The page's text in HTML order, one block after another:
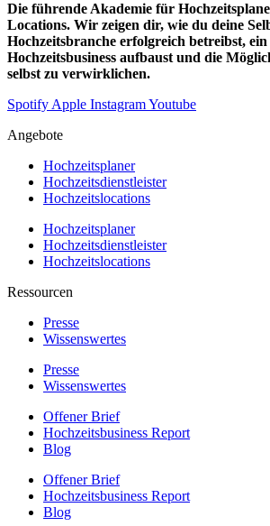
Die führende Akademie für
Locations. Wir zeigen dir, wie du deine
Hochzeitsbranche erfolgreich betreibst,
Hochzeitsbusiness aufbaust und die
selbst zu verwirklichen.
SpotifyApple InstagramYoutube
Angebote
Hochzeitsplaner
Hochzeitsdienstleister
Hochzeitslocations
Hochzeitsplaner
Hochzeitsdienstleister
Hochzeitslocations
Ressourcen
Presse
Wissenswertes
Presse
Wissenswertes
Offener Brief
Hochzeitsbusiness Report
Blog
Offener Brief
Hochzeitsbusiness Report
Blog